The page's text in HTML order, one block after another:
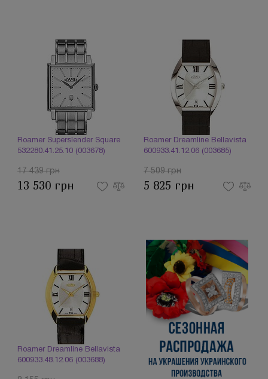
Roamer Superslender Square
532280.41.25.10 (003678)
17 439 грн
13 530 грн
Roamer Dreamline Bellavista
600933.41.12.06 (003685)
7 509 грн
5 825 грн
Roamer Dreamline Bellavista
600933.48.12.06 (003688)